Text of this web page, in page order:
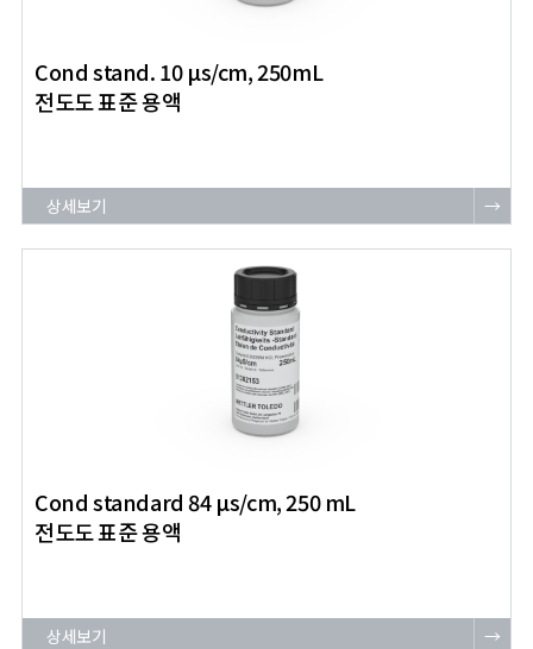
Cond stand. 10 μs/cm, 250mL
전도도 표준 용액
상세보기 →
Cond standard 84 μs/cm, 250 mL
전도도 표준 용액
상세보기 →